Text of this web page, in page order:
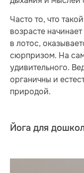
Часто то, что
возрасте
в лотос,
сюрпризом. На
удивительного.
органичны и
природой.
Йога для